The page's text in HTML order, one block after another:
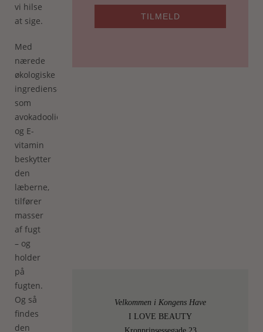
vi hilse
at sige.
Med
nærede
økologiske
ingredienser
som
avokadoolie
og E-
vitamin
beskytter
den
læberne,
tilfører
masser
af fugt
– og
holder
på
fugten.
Og så
findes
den
TILMELD
Velkommen i Kongens Have
I LOVE BEAUTY